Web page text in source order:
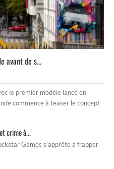
avant de s...
le premier modèle lancé en
commence à teaser le concept
crime à...
Games s’apprête à frapper